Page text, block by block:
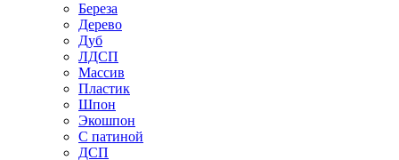
Береза
Дерево
Дуб
ЛДСП
Массив
Пластик
Шпон
Экошпон
С патиной
ДСП